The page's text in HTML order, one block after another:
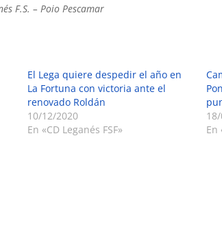
F.S. – Poio Pescamar
El Lega quiere despedir el año en
La Fortuna con victoria ante el
renovado Roldán
10/12/2020
En «CD Leganés FSF»
En